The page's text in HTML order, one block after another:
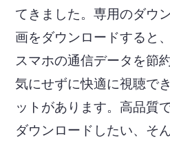
てきました。専用のダウ
画をダウンロードすると
スマホの通信データを節
気にせずに快適に視聴で
ットがあります。高品質
ダウンロードしたい、そ